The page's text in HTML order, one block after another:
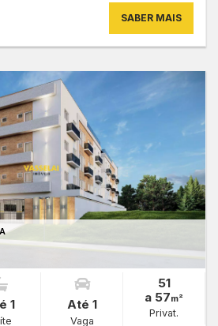
SABER MAIS
1 Até 1
Vaga
51
a 57m²
Privat.